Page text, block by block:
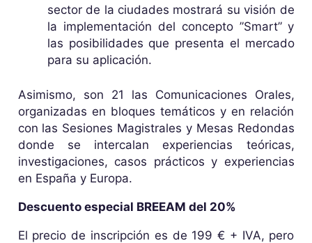
sector de la ciudades mostrará su visión de
la implementación del concepto ”Smart” y
las posibilidades que presenta el mercado
para su aplicación.
Asimismo, son 21 las Comunicaciones Orales,
organizadas en bloques temáticos y en relación
con las Sesiones Magistrales y Mesas Redondas
donde se intercalan experiencias teóricas,
investigaciones, casos prácticos y experiencias
en España y Europa.
Descuento especial BREEAM del 20%
El precio de inscripción es de 199 € + IVA, pero